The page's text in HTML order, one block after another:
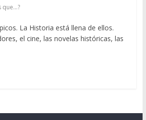
que...?
La Historia está llena de ellos.
el cine, las novelas históricas, las